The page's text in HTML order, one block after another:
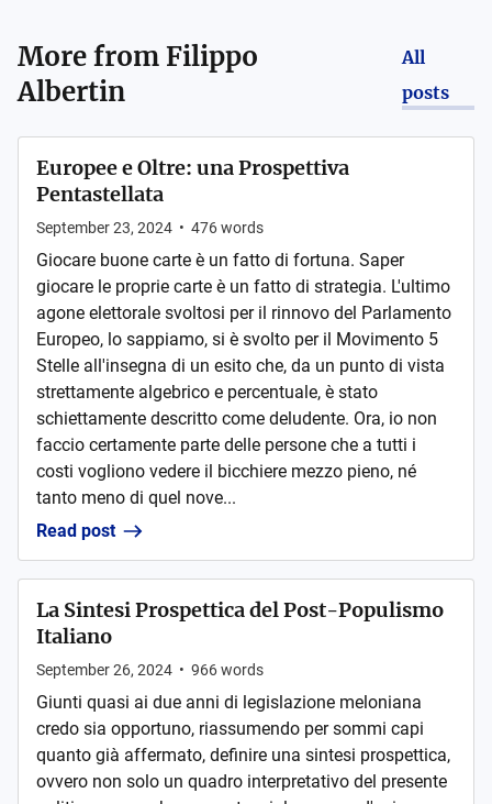
More fromFilippo
Albertin
All
posts
Europee e Oltre: una Prospettiva
Pentastellata
September 23, 2024 • 476words
Giocare buone carte è un fatto di fortuna. Saper
giocare le proprie carte è un fatto di strategia. L'ultimo
agone elettorale svoltosi per il rinnovo del Parlamento
Europeo, lo sappiamo, si è svolto per il Movimento 5
Stelle all'insegna di un esito che, da un punto di vista
strettamente algebrico e percentuale, è stato
schiettamente descritto come deludente. Ora, io non
faccio certamente parte delle persone che a tutti i
costi vogliono vedere il bicchiere mezzo pieno, né
tanto meno di quel nove...
Read post
La Sintesi Prospettica del Post-Populismo
Italiano
September 26, 2024 • 966words
Giunti quasi ai due anni di legislazione meloniana
credo sia opportuno, riassumendo per sommi capi
quanto già affermato, definire una sintesi prospettica,
ovvero non solo un quadro interpretativo del presente